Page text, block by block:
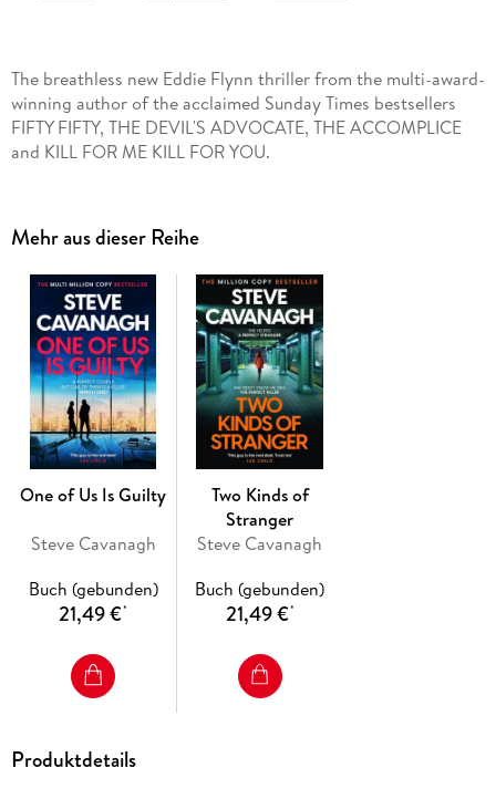
The breathless new Eddie Flynn thriller from the multi-award-
winning author of the acclaimed Sunday Times bestsellers
FIFTY FIFTY, THE DEVIL'S ADVOCATE, THE ACCOMPLICE
and KILL FOR ME KILL FOR YOU.
Mehr aus dieser Reihe
One of Us Is Guilty
Steve Cavanagh
Buch (gebunden)
21,49 €*
Two Kinds of
Stranger
Steve Cavanagh
Buch (gebunden)
21,49 €*
Produktdetails